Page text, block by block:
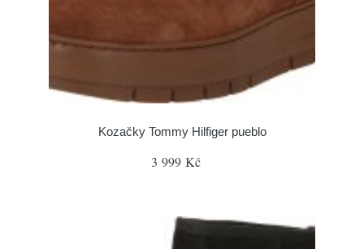
Kozačky Tommy Hilfiger pueblo
3 999 Kč